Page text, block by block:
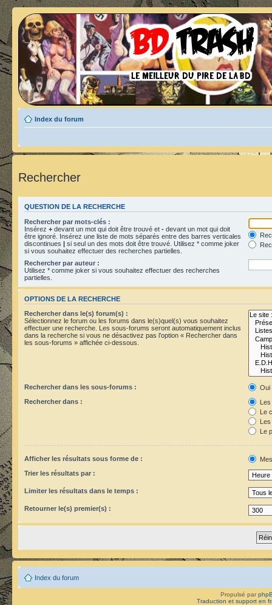
Index du forum
Rechercher
QUESTION DE LA RECHERCHE
Rechercher par mots-clés :
Insérez + devant un mot qui doit être trouvé et - devant un mot qui doit
être ignoré. Insérez une liste de mots séparés entre des barres verticales
discontinues | si seul un des mots doit être trouvé. Utilisez * comme joker
si vous souhaitez effectuer des recherches partielles.
Rechercher par auteur :
Utilisez * comme joker si vous souhaitez effectuer des recherches
partielles.
OPTIONS DE LA RECHERCHE
Rechercher dans le(s) forum(s) :
Sélectionnez le forum ou les forums dans le(s)quel(s) vous souhaitez
effectuer une recherche. Les sous-forums seront automatiquement inclus
dans la recherche si vous ne désactivez pas l’option « Rechercher dans
les sous-forums » affichée ci-dessous.
Rechercher dans les sous-forums :
Oui
Rechercher dans :
Le
Le
Afficher les résultats sous forme de :
Trier les résultats par :
Limiter les résultats dans le temps :
Retourner le(s) premier(s) :
Index du forum
Propulsé par
Traduction et support en